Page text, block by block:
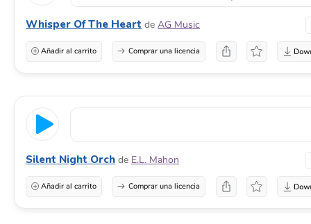
Whisper Of The Heart de AG Music
Añadir al carrito Comprar una licencia
Silent Night Orch de E.L. Mahon
Añadir al carrito Comprar una licencia